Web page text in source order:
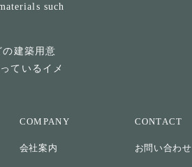
such
建築用意
ているイメ
COMPANY
会社案内
CONTACT
お問い合わせ